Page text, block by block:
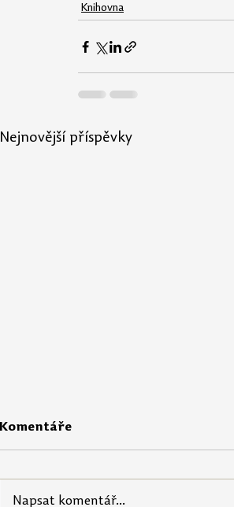
Knihovna
Nejnovější příspěvky
Komentáře
Napsat komentář...